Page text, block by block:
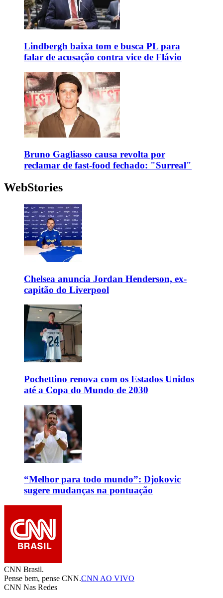
Lindbergh baixa tom e busca PL para
falar de acusação contra vice de Flávio
Bruno Gagliasso causa revolta por
reclamar de fast-food fechado: "Surreal"
WebStories
Chelsea anuncia Jordan Henderson, ex-
capitão do Liverpool
Pochettino renova com os Estados Unidos
até a Copa do Mundo de 2030
“Melhor para todo mundo”: Djokovic
sugere mudanças na pontuação
CNN Brasil.
Pense bem, pense CNN.CNN AO VIVO
CNN Nas Redes